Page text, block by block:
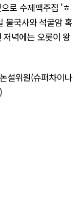
로 수제맥주집 'ㅎ
불국사와 석굴암 혹
저녁에는 오롯이 왕
설위원(슈퍼차이나